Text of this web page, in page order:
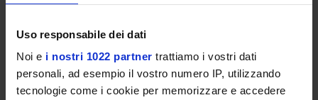
Uso responsabile dei dati
Noi e i nostri 1022 partner trattiamo i vostri dati
personali, ad esempio il vostro numero IP, utilizzando
tecnologie come i cookie per memorizzare e accedere
PRE-ACADEMIC
COURSES